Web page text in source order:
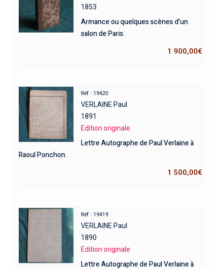
1853
Armance ou quelques scènes d’un
salon de Paris.
1 900,00€
Réf : 19420
VERLAINE Paul
1891
Edition originale
Lettre Autographe de Paul Verlaine à
Raoul Ponchon.
1 500,00€
Réf : 19419
VERLAINE Paul
1890
Edition originale
Lettre Autographe de Paul Verlaine à